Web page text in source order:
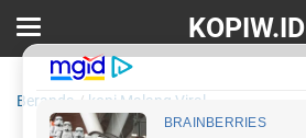
KOPIW.ID
Beranda / kopi Malang Viral